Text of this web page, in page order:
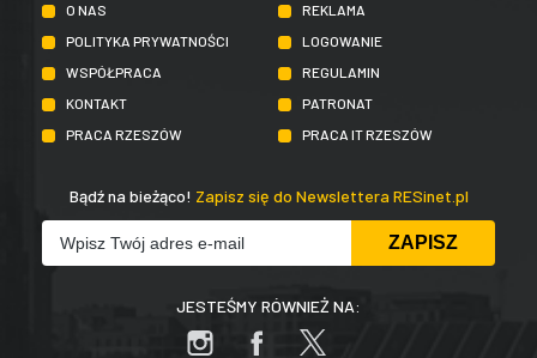
O NAS
REKLAMA
POLITYKA PRYWATNOŚCI
LOGOWANIE
WSPÓŁPRACA
REGULAMIN
KONTAKT
PATRONAT
PRACA RZESZÓW
PRACA IT RZESZÓW
Bądź na bieżąco! Zapisz się do Newslettera RESinet.pl
JESTEŚMY RÓWNIEŻ NA: